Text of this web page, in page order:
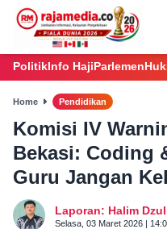
PolitikInfo HajiParlemen
Home Pendidikan
Komisi IV
Bekasi: Coding
Guru Jangan
Laporan: Halim Dzul
Selasa, 03 Maret 2026 |